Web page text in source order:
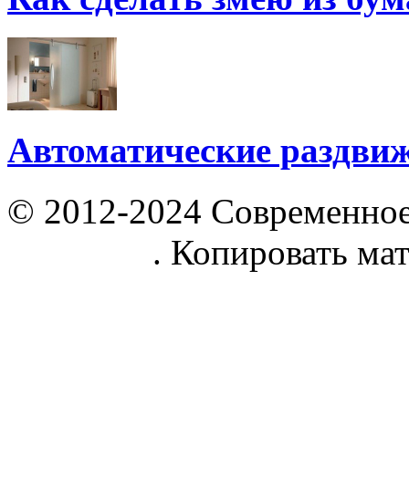
Автоматические
© 2012-2024
. Копировать